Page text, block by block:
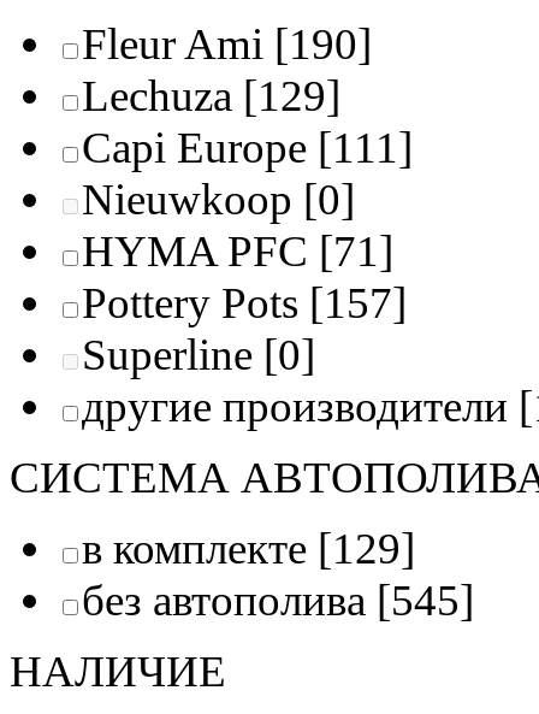
Fleur Ami [190]
Lechuza [129]
Capi Europe [111]
Nieuwkoop [0]
HYMA PFC [71]
Pottery Pots [157]
Superline [0]
другие производители
СИСТЕМА
в комплекте [129]
без автополива [545]
НАЛИЧИЕ